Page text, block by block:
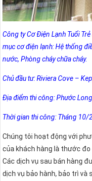
Công ty Cơ Điện Lạnh Tuổi
mục cơ điện lạnh: Hệ thống
nước, Phòng cháy chữa cháy.
Chủ đầu tư: Riviera Cove –
Địa điểm thi công: Phước
Thời gian thi công: Tháng 10/
Chúng tôi hoạt động với
của khách hàng là thước đo
Các dịch vụ sau bán hàng
dịch vụ bảo hành, bảo trì